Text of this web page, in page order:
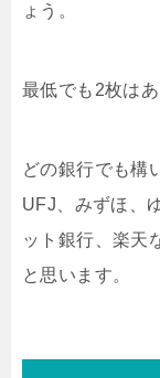
ょう。
最低でも2枚は
どの銀行でも構
UFJ、みずほ、
ット銀行、楽天
と思います。